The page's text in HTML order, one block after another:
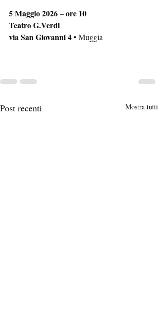
5 Maggio 2026 – ore 10
Teatro G.Verdi
via San Giovanni 4 • Muggia
Post recenti Mostra tutti